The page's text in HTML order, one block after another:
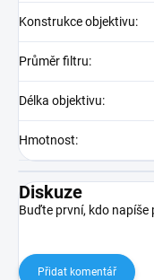
Konstrukce objektivu:
Průměr filtru:
Délka objektivu:
Hmotnost:
Diskuze
Buďte první, kdo napíše
Přidat komentář